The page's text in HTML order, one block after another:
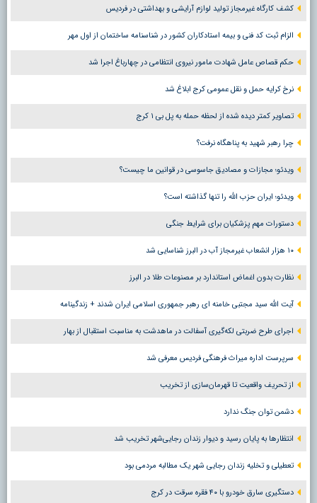
کشف کارگاه غیرمجاز تولید لوازم آرایشی و بهداشتی در فردیس
الزام ثبت کد فنی و بیمه استادکاران کشور در شناسنامه ساختمان از اول مهر
حکم قصاص عامل شهادت مامور نیروی انتظامی در چهارباغ اجرا شد
نرخ کرایه حمل و نقل عمومی کرج ابلاغ شد
تصاویر کمتر دیده شده از لحظه حمله به پل بی ۱ کرج
چرا رهبر شهید به پناهگاه نرفت؟
ویدئو؛ مجازات و مصادیق جاسوسی در قوانین ما چیست؟
ویدئو؛ ایران حزب الله را تنها گذاشته است؟
دستورات مهم پزشکیان برای شرایط جنگی
۱۰ هزار انشعاب غیرمجاز آب در البرز شناسایی شد
نظارت بدون اغماض استاندارد بر مصنوعات طلا در البرز
آیت الله سید مجتبی خامنه ای رهبر جمهوری اسلامی ایران شدند + زندگینامه
اجرای طرح ضربتی لکه‌گیری آسفالت در ماهدشت به مناسبت استقبال از بهار
سرپرست اداره میراث فرهنگی فردیس معرفی شد
از تحریف واقعیت تا قهرمان‌سازی از تخریب
دشمن توان جنگ ندارد
انتظارها به پایان رسید و دیوار زندان رجایی‌شهر تخریب شد
تعطیلی و تخلیه زندان رجایی شهر یک مطالبه مردمی بود
دستگیری سارق خودرو با ۴۰ فقره سرقت در کرج